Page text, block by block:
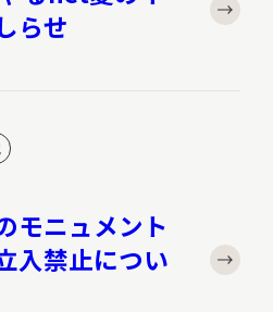
らせ
モニュメント
入禁止につい